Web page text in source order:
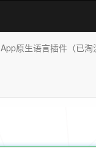
App原生语言插件（已淘